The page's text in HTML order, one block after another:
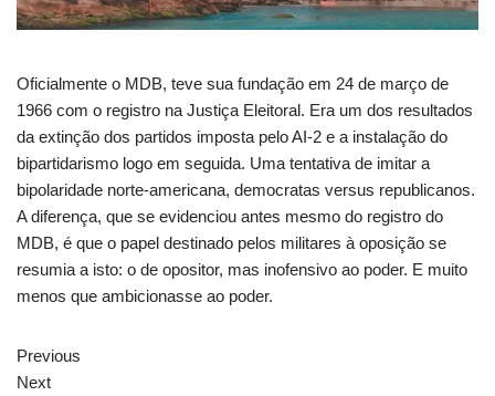
Oficialmente o MDB, teve sua fundação em 24 de março de
1966 com o registro na Justiça Eleitoral. Era um dos resultados
da extinção dos partidos imposta pelo AI-2 e a instalação do
bipartidarismo logo em seguida. Uma tentativa de imitar a
bipolaridade norte-americana, democratas versus republicanos.
A diferença, que se evidenciou antes mesmo do registro do
MDB, é que o papel destinado pelos militares à oposição se
resumia a isto: o de opositor, mas inofensivo ao poder. E muito
menos que ambicionasse ao poder.
Previous
Next